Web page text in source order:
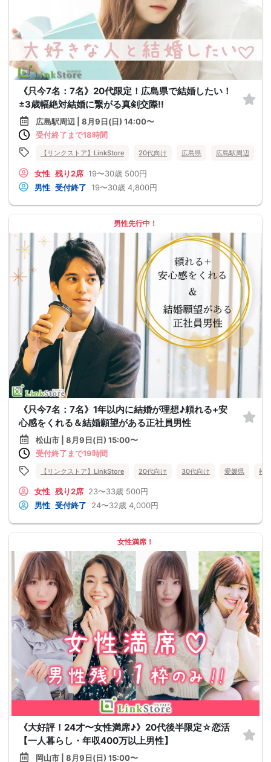
《只今7名：7名》20代限定！広島県で結婚したい！
±3歳幅絶対結婚に繋がる真剣交際!!
広島駅周辺 | 8月9日(日) 14:00〜
受付終了まで18時間
【リンクストア】LinkStore 20代向け 広島県 広島駅周辺
女性 残り2席 19〜30歳 500円
男性 受付終了 19〜30歳 4,800円
男性先行中！
《只今7名：7名》1年以内に結婚が理想♪頼れる+安
心感をくれる＆結婚願望がある正社員男性
松山市 | 8月9日(日) 15:00〜
受付終了まで19時間
【リンクストア】LinkStore 20代向け 30代向け 愛媛県 松
女性 残り2席 23〜33歳 500円
男性 受付終了 24〜32歳 4,000円
女性満席！
《大好評！24才〜女性満席♪》20代後半限定☆恋活
【一人暮らし・年収400万以上男性】
岡山市 | 8月9日(日) 15:00〜